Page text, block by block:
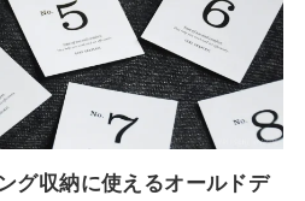
グ収納に使えるオールドデ